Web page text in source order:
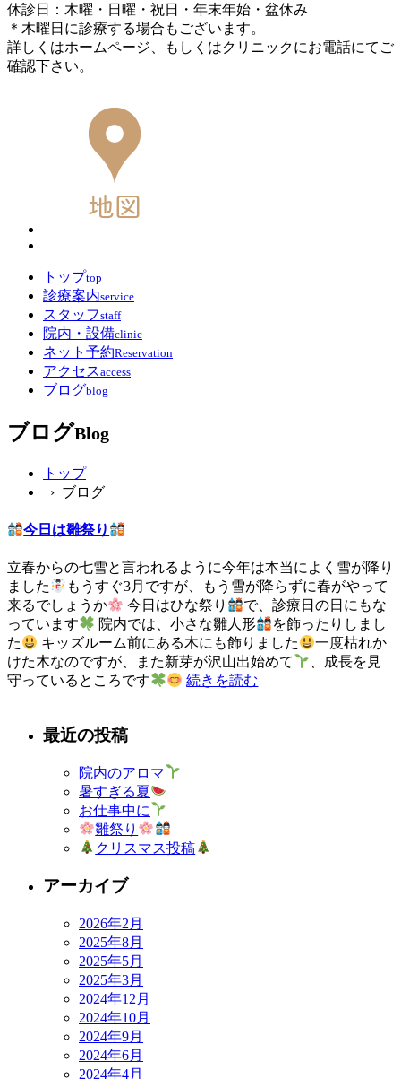
休診日：木曜・日曜・祝日・年末年始・盆休み
＊ 木曜日に診療する場合もございます。
詳しくはホームページ、もしくはクリニックにお電話にてご
確認下さい。
トップtop
診療案内service
スタッフstaff
院内・設備clinic
ネット予約Reservation
アクセスaccess
ブログblog
ブログBlog
トップ
› ブログ
今日は雛祭り
立春からの七雪と言われるように今年は本当によく雪が降り
ました
もうすぐ3月ですが、もう雪が降らずに春がやって
来るでしょうか
今日はひな祭り
で、診療日の日にもな
っています
院内では、小さな雛人形
を飾ったりしまし
た
キッズルーム前にある木にも飾りました
一度枯れか
けた木なのですが、また新芽が沢山出始めて
、成長を見
守っているところです
続きを読む
最近の投稿
院内のアロマ
暑すぎる夏
お仕事中に
雛祭り
クリスマス投稿
アーカイブ
2026年2月
2025年8月
2025年5月
2025年3月
2024年12月
2024年10月
2024年9月
2024年6月
2024年4月